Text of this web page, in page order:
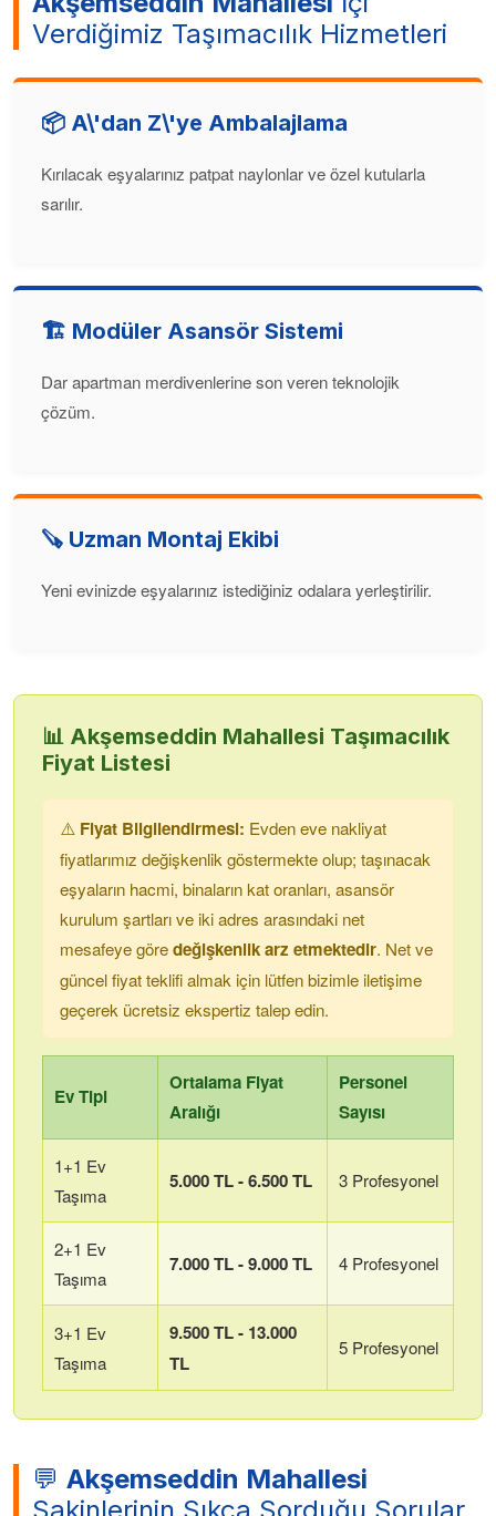
Verdiğimiz Taşımacılık Hizmetleri
📦 A\'dan Z\'ye Ambalajlama
Kırılacak eşyalarınız patpat naylonlar ve özel kutularla
sarılır.
🏗️ Modüler Asansör Sistemi
Dar apartman merdivenlerine son veren teknolojik
çözüm.
🪚 Uzman Montaj Ekibi
Yeni evinizde eşyalarınız istediğiniz odalara yerleştirilir.
📊 Akşemseddin Mahallesi Taşımacılık
Fiyat Listesi
⚠️ Fiyat Bilgilendirmesi: Evden eve nakliyat
fiyatlarımız değişkenlik göstermekte olup; taşınacak
eşyaların hacmi, binaların kat oranları, asansör
kurulum şartları ve iki adres arasındaki net
mesafeye göredeğişkenlik arz etmektedir. Net ve
güncel fiyat teklifi almak için lütfen bizimle iletişime
geçerek ücretsiz ekspertiz talep edin.
Ev Tipi
Ortalama Fiyat
Aralığı
Personel
Sayısı
1+1 Ev
Taşıma
5.000 TL - 6.500 TL 3 Profesyonel
2+1 Ev
Taşıma
7.000 TL - 9.000 TL 4 Profesyonel
3+1 Ev
Taşıma
9.500 TL - 13.000
TL
5 Profesyonel
💬 Akşemseddin Mahallesi